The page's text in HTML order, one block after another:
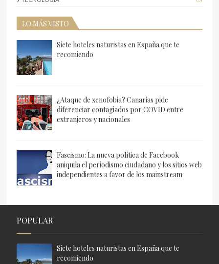
LO MÁS VISTO
Siete hoteles naturistas en España que te
recomiendo
¿Ataque de xenofobia? Canarias pide
diferenciar contagiados por COVID entre
extranjeros y nacionales
Fascismo: La nueva política de Facebook
aniquila el periodismo ciudadano y los sitios web
independientes a favor de los mainstream
POPULAR
Siete hoteles naturistas en España que te
recomiendo